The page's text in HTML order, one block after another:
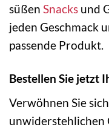
süßen Snacks und
jeden Geschmack
passende Produkt.
Bestellen Sie jetzt
Verwöhnen Sie
unwiderstehlichen